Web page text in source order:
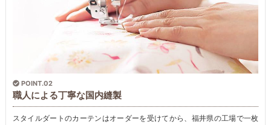
POINT.02
職人による丁寧な国内縫製
スタイルダートのカーテンはオーダーを受けてから、福井県の工場で一枚